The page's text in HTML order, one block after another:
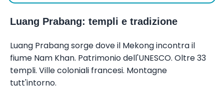
Luang Prabang: templi e tradizione
Luang Prabang sorge dove il Mekong incontra il
fiume Nam Khan. Patrimonio dell'UNESCO. Oltre 33
templi. Ville coloniali francesi. Montagne
tutt'intorno.